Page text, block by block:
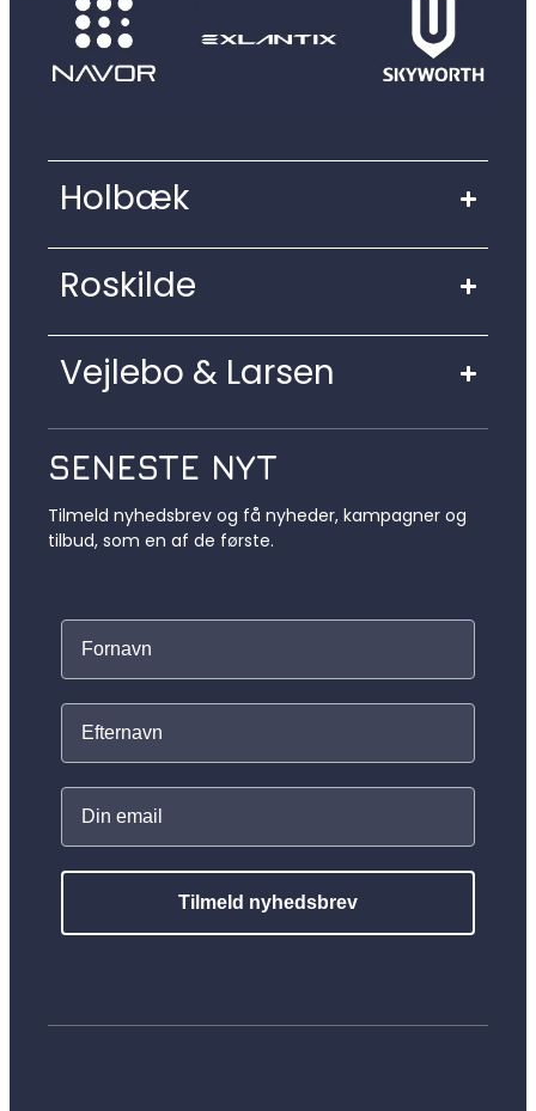
Holbæk
Roskilde
Vejlebo & Larsen
SENESTE NYT
Tilmeld nyhedsbrev og få nyheder, kampagner og
tilbud, som en af de første.
Tilmeld nyhedsbrev